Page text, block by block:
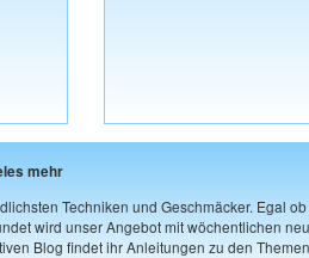
mehr
Techniken und Geschmäcker. Egal
wird unser Angebot mit wöchentlichen
Blog findet ihr Anleitungen zu den